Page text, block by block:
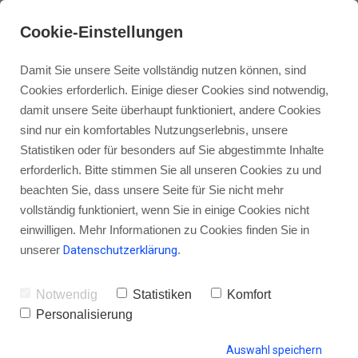
Starte deinen Podcast doch
einfach.
gemacht: Dein
kostenfreier Podcast-
Cookie-Einstellungen
Damit Sie unsere Seite vollständig nutzen können, sind
Cookies erforderlich. Einige dieser Cookies sind notwendig,
damit unsere Seite überhaupt funktioniert, andere Cookies
sind nur ein komfortables Nutzungserlebnis, unsere
Statistiken oder für besonders auf Sie abgestimmte Inhalte
erforderlich. Bitte stimmen Sie all unseren Cookies zu und
beachten Sie, dass unsere Seite für Sie nicht mehr
vollständig funktioniert, wenn Sie in einige Cookies nicht
einwilligen. Mehr Informationen zu Cookies finden Sie in
unserer Datenschutzerklärung.
Notwendig Statistiken
Komfort
Personalisierung
Auswahl speichern